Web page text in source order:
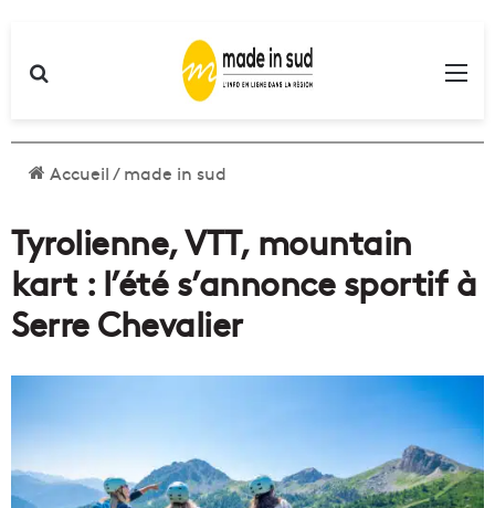
Accueil/made in sud
Tyrolienne, VTT, mountain
kart : l’été s’annonce sportif à
Serre Chevalier